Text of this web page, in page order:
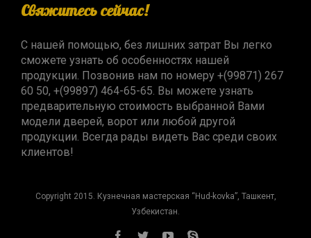
Свяжитесь сейчас!
С нашей помощью, без лишних затрат Вы легко
сможете узнать об особенностях нашей
продукции. Позвонив нам по номеру +(99871) 267
60 50, +(99897) 464-65-65. Вы можете узнать
предварительную стоимость выбранной Вами
модели дверей, ворот или любой другой
продукции. Всегда рады видеть Вас среди своих
клиентов!
Copyright 2015. Кузнечная мастерская “Hud-kovka”, Ташкент,
Узбекистан.